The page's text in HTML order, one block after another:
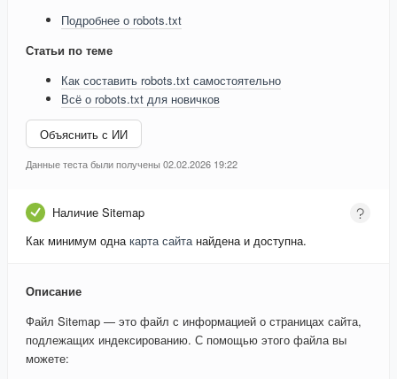
Подробнее о robots.txt
Статьи по теме
Как составить robots.txt самостоятельно
Всё о robots.txt для новичков
Объяснить с ИИ
Данные теста были получены 02.02.2026 19:22
Наличие Sitemap
Как минимум однакарта сайтанайдена и доступна.
Описание
Файл Sitemap — это файл с информацией о страницах сайта,
подлежащих индексированию. С помощью этого файла вы
можете: